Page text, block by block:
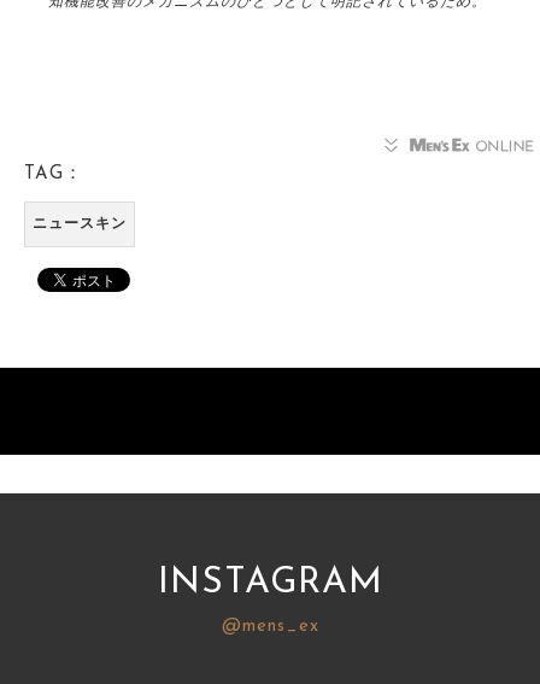
TAG：
ニュースキン
INSTAGRAM
@mens_ex